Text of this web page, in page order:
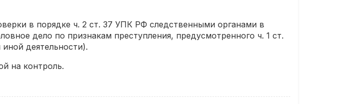
в порядке ч. 2 ст. 37 УПК РФ следственными органами в
дело по признакам преступления, предусмотренного ч. 1 ст.
деятельности).
на контроль.